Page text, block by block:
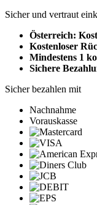
Sicher und vertraut
Österreich:
Kostenloser
Mindestens 1
Sichere
Sicher bezahlen mit
Nachnahme
Vorauskasse